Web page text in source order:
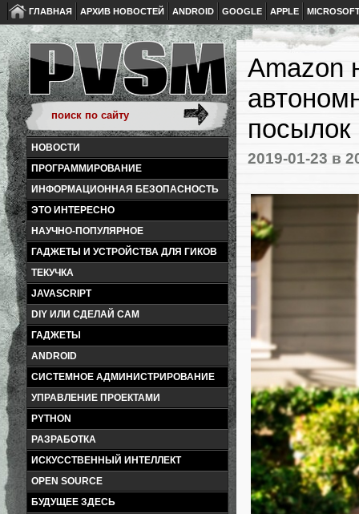
ГЛАВНАЯ АРХИВ НОВОСТЕЙ ANDROID GOOGLE APPLE
НОВОСТИ
ПРОГРАММИРОВАНИЕ
ИНФОРМАЦИОННАЯ БЕЗОПАСНОСТЬ
ЭТО ИНТЕРЕСНО
НАУЧНО-ПОПУЛЯРНОЕ
ГАДЖЕТЫ И УСТРОЙСТВА ДЛЯ ГИКОВ
ТЕКУЧКА
JAVASCRIPT
DIY ИЛИ СДЕЛАЙ САМ
ГАДЖЕТЫ
ANDROID
СИСТЕМНОЕ АДМИНИСТРИРОВАНИЕ
УПРАВЛЕНИЕ ПРОЕКТАМИ
PYTHON
РАЗРАБОТКА
ИСКУССТВЕННЫЙ ИНТЕЛЛЕКТ
OPEN SOURCE
БУДУЩЕЕ ЗДЕСЬ
Amazon
посылок
2019-01-23 в